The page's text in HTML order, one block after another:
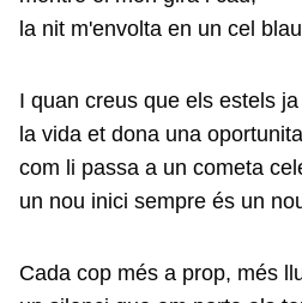
la nit m'envolta en un cel
I quan creus que els estels
la vida et dona una
com li passa a un cometa
un nou inici sempre és un
Cada cop més a prop, més